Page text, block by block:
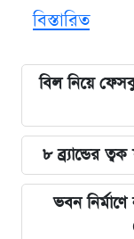
বিস্তারিত
বিল নিয়ে
৮ ব্র্যান্ডের
ভবন